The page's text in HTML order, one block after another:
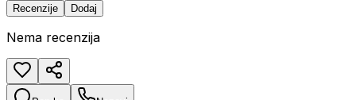
Recenzije Dodaj
Nema recenzija